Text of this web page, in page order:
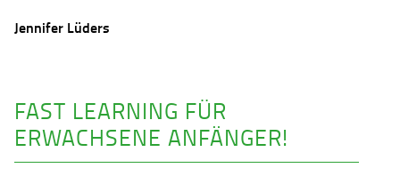
Jennifer Lüders
FAST LEARNING FÜR
ERWACHSENE ANFÄNGER!